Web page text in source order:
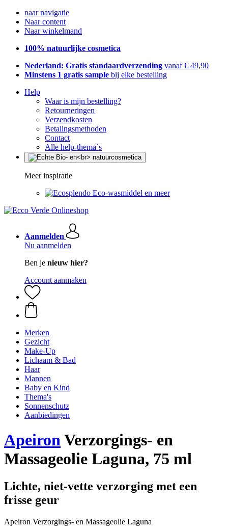
naar navigatie
Naar content
Naar winkelmand
100% natuurlijke cosmetica
Nederland: Gratis standaardverzending vanaf € 49,90
Minstens 1 gratis sample bij elke bestelling
Help
Waar is mijn bestelling?
Retourneringen
Verzendkosten
Betalingsmethoden
Contact
Alle help-thema`s
Meer inspiratie
Eco-wasmiddel en meer
Aanmelden
Nu aanmelden
Ben je nieuw hier?
Account aanmaken
Merken
Gezicht
Make-Up
Lichaam & Bad
Haar
Mannen
Baby en Kind
Thema's
Sonnenschutz
Aanbiedingen
ApeironVerzorgings- en
Massageolie Laguna, 75 ml
Lichte, niet-vette verzorging met een
frisse geur
Apeiron Verzorgings- en Massageolie Laguna